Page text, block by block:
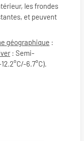
les frondes
et peuvent
géographique :
: Semi-
6.7°C).